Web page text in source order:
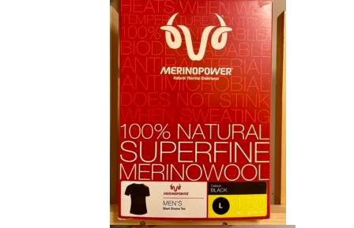
était :
CHF 85.00.
est :
CHF 59.00.